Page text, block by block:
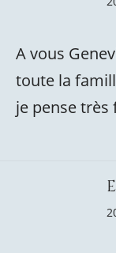
A vous
toute la
je pense très